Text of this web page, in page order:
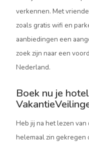
verkennen. Met
zoals gratis wifi en
aanbiedingen een
zoek zijn naar een
Nederland.
Boek nu je
Heb jij na het lezen
helemaal zin gekregen